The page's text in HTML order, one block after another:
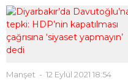
Manşet 12 Eylül 2021 18:54